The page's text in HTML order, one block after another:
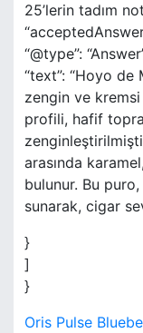
25’lerin tadım
“@type”:
“text”: “Hoyo
zengin ve
profili, hafif
arasında
bulunur. Bu
sunarak, cigar
}
]
}
Oris Pulse